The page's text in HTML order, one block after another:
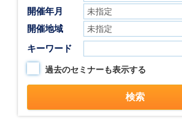
開催年月
開催地域
キーワード
過去のセミナーも表示する